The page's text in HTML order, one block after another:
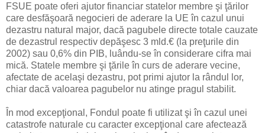
FSUE poate oferi ajutor financiar statelor membre şi ţărilor
care desfăşoară negocieri de aderare la UE în cazul unui
dezastru natural major, dacă pagubele directe totale cauzate
de dezastrul respectiv depăşesc 3 mld.€ (la preţurile din
2002) sau 0,6% din PIB, luându-se în considerare cifra mai
mică. Statele membre şi ţările în curs de aderare vecine,
afectate de acelaşi dezastru, pot primi ajutor la rândul lor,
chiar dacă valoarea pagubelor nu atinge pragul stabilit.
În mod excepţional, Fondul poate fi utilizat şi în cazul unei
catastrofe naturale cu caracter excepţional care afectează